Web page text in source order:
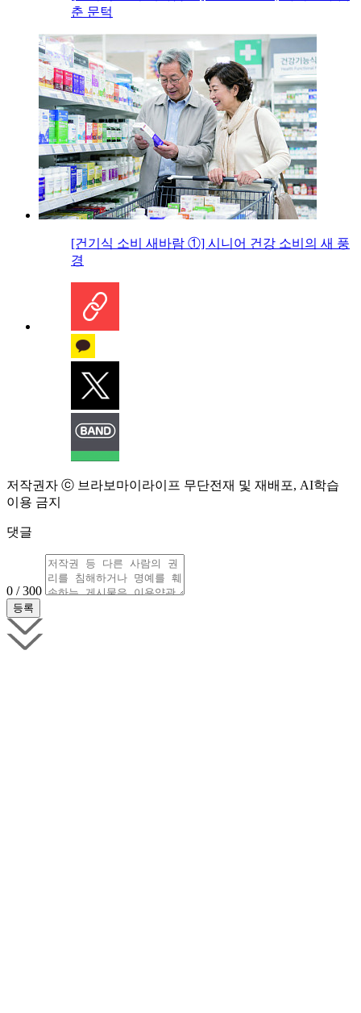
춘 문턱
[건기식 소비 새바람 ①] 시니어 건강 소비의 새 풍
경
저작권자 ⓒ 브라보마이라이프 무단전재 및 재배포, AI학습
이용 금지
댓글
0 / 300